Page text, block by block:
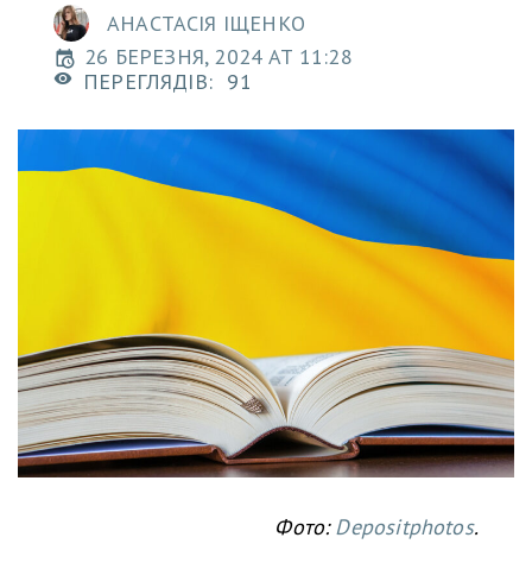
АНАСТАСІЯ ІЩЕНКО
26 БЕРЕЗНЯ, 2024 AT 11:28
ПЕРЕГЛЯДІВ: 91
Фото:Depositphotos.